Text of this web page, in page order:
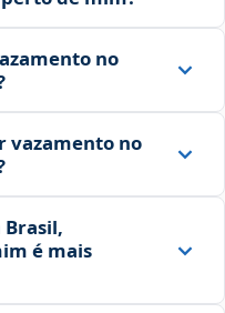
no
vazamento no
Brasil,
é mais